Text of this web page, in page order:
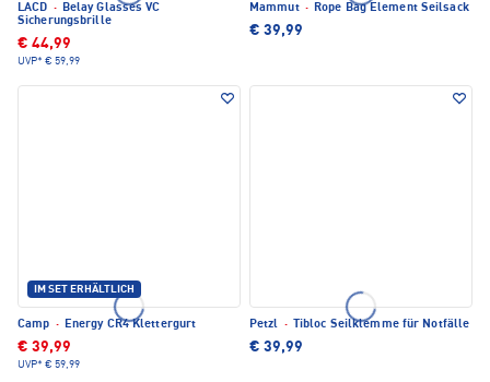
LACD · Belay Glasses VC
Sicherungsbrille
€ 44,99
UVP* € 59,99
Mammut · Rope Bag Element Seilsack
€ 39,99
IM SET ERHÄLTLICH
Camp · Energy CR4 Klettergurt
€ 39,99
UVP* € 59,99
Petzl · Tibloc Seilklemme für Notfälle
€ 39,99